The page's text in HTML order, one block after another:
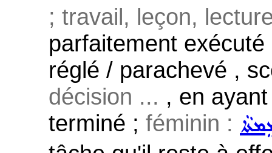
; travail, leçon,
parfaitement
réglé / parachevé ,
décision ... , en
terminé ; féminin :